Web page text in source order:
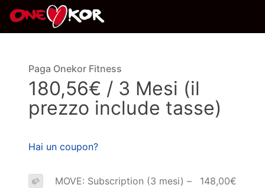
Paga Onekor Fitness
180,56€ / 3 Mesi (il
prezzo include tasse)
Hai un coupon?
MOVE: Subscription (3 mesi) –
148,00€